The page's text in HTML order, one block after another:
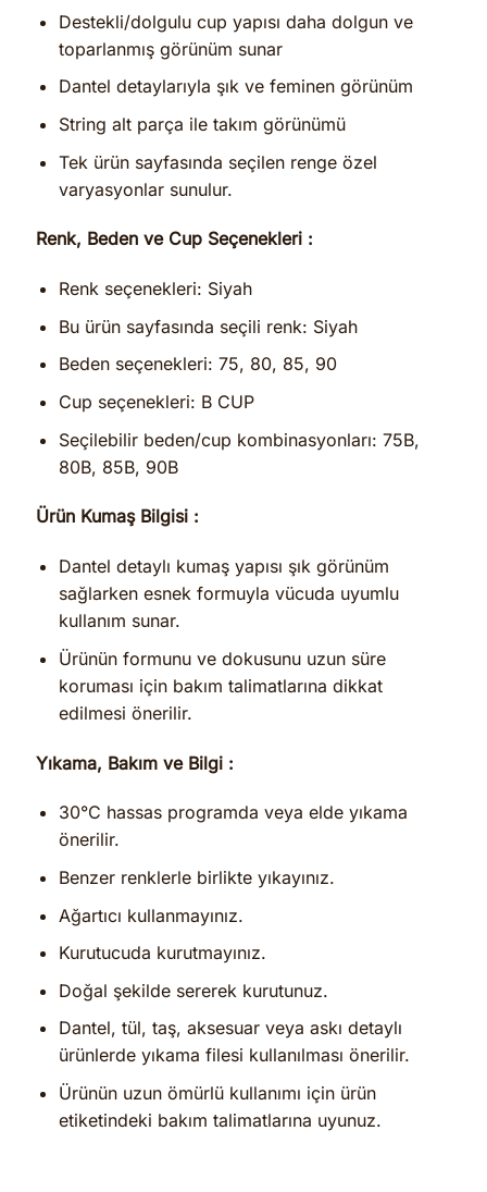
Destekli/dolgulu cup yapısı daha dolgun ve
toparlanmış görünüm sunar
Dantel detaylarıyla şık ve feminen görünüm
String alt parça ile takım görünümü
Tek ürün sayfasında seçilen renge özel
varyasyonlar sunulur.
Renk, Beden ve Cup Seçenekleri :
Renk seçenekleri: Siyah
Bu ürün sayfasında seçili renk: Siyah
Beden seçenekleri: 75, 80, 85, 90
Cup seçenekleri: B CUP
Seçilebilir beden/cup kombinasyonları: 75B,
80B, 85B, 90B
Ürün Kumaş Bilgisi :
Dantel detaylı kumaş yapısı şık görünüm
sağlarken esnek formuyla vücuda uyumlu
kullanım sunar.
Ürünün formunu ve dokusunu uzun süre
koruması için bakım talimatlarına dikkat
edilmesi önerilir.
Yıkama, Bakım ve Bilgi :
30°C hassas programda veya elde yıkama
önerilir.
Benzer renklerle birlikte yıkayınız.
Ağartıcı kullanmayınız.
Kurutucuda kurutmayınız.
Doğal şekilde sererek kurutunuz.
Dantel, tül, taş, aksesuar veya askı detaylı
ürünlerde yıkama filesi kullanılması önerilir.
Ürünün uzun ömürlü kullanımı için ürün
etiketindeki bakım talimatlarına uyunuz.